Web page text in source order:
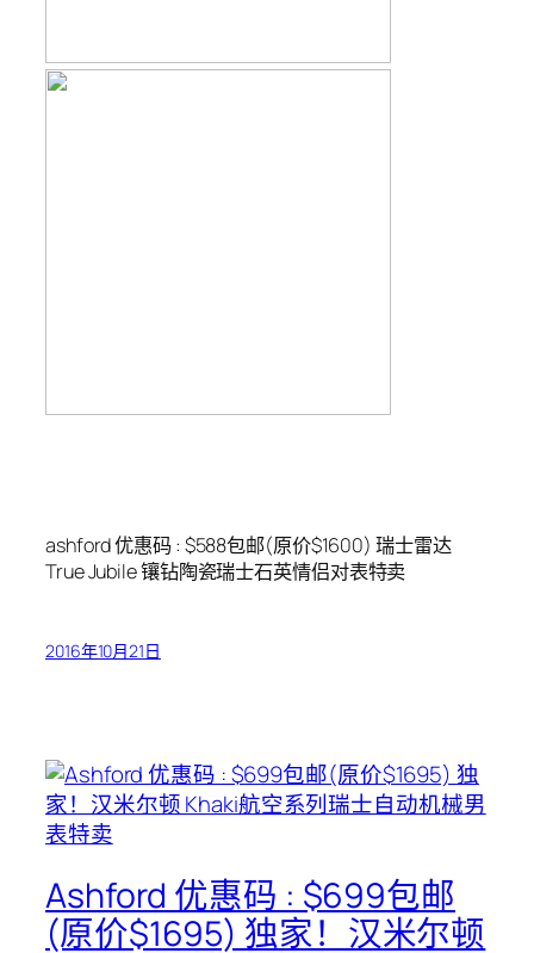
ashford 优惠码 : $588包邮(原价$1600) 瑞士雷达
True Jubile 镶钻陶瓷瑞士石英情侣对表特卖
2016年10月21日
Ashford 优惠码 : $699包邮
(原价$1695) 独家！汉米尔顿